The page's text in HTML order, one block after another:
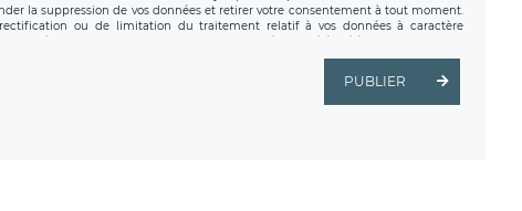
la suppression de vos données et retirer votre consentement à tout moment.
rectification ou de limitation du traitement relatif à vos données à caractère
données. Vous pouvez exercer ces droits auprès du délégué à la protection des
social de LÉGAVOX et est joignable à l’adresse mail suivante :
traitement est la société LÉGAVOX, sis 9 rue Léopold Sédar Senghor, joignable à
Vous avez également le droit d’introduire une réclamation auprès d’une autorité
PUBLIER